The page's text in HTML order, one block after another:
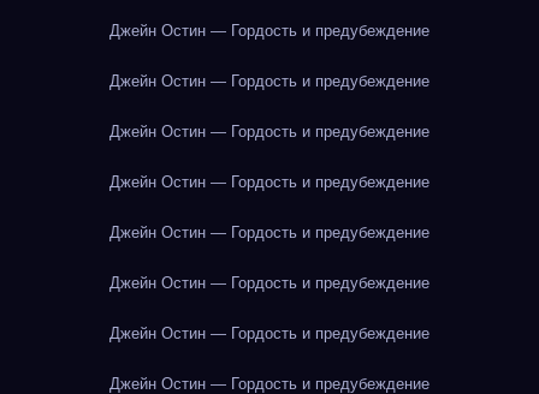
Джейн Остин — Гордость и предубеждение
Джейн Остин — Гордость и предубеждение
Джейн Остин — Гордость и предубеждение
Джейн Остин — Гордость и предубеждение
Джейн Остин — Гордость и предубеждение
Джейн Остин — Гордость и предубеждение
Джейн Остин — Гордость и предубеждение
Джейн Остин — Гордость и предубеждение